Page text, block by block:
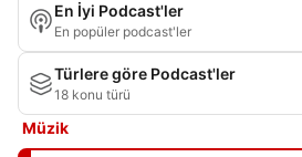
En İyi Podcast'ler
En popüler podcast'ler
Türlere göre Podcast'ler
18 konu türü
Müzik